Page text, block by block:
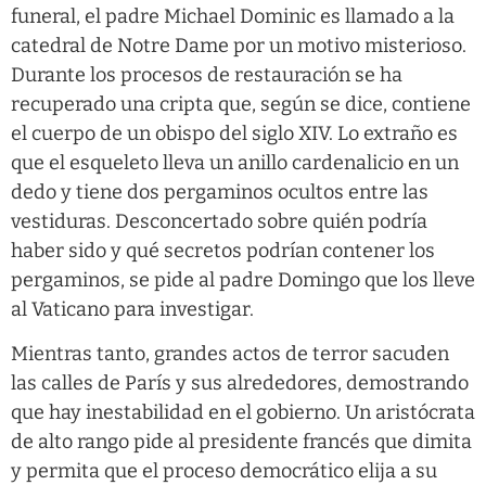
funeral, el padre Michael Dominic es llamado a la
catedral de Notre Dame por un motivo misterioso.
Durante los procesos de restauración se ha
recuperado una cripta que, según se dice, contiene
el cuerpo de un obispo del siglo XIV. Lo extraño es
que el esqueleto lleva un anillo cardenalicio en un
dedo y tiene dos pergaminos ocultos entre las
vestiduras. Desconcertado sobre quién podría
haber sido y qué secretos podrían contener los
pergaminos, se pide al padre Domingo que los lleve
al Vaticano para investigar.
Mientras tanto, grandes actos de terror sacuden
las calles de París y sus alrededores, demostrando
que hay inestabilidad en el gobierno. Un aristócrata
de alto rango pide al presidente francés que dimita
y permita que el proceso democrático elija a su